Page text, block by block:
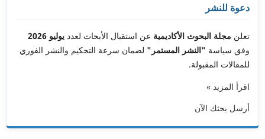
دعوة للنشر
تعلن مجلة البحوث الأكاديمية عن استقبال الأبحاث لعدد يوليو 2026
وفق سياسة "النشر المستمر" لضمان سرعة التحكيم والنشر الفوري
للمقالات المقبولة.
اقرأ المزيد »
أرسل بحثك الآن